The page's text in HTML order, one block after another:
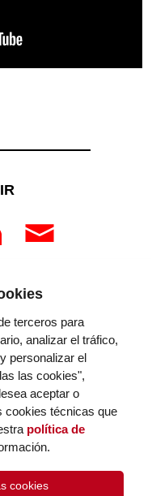
terceros para
analizar el tráfico,
personalizar el
las cookies",
aceptar o
cookies técnicas que
política de
cookies